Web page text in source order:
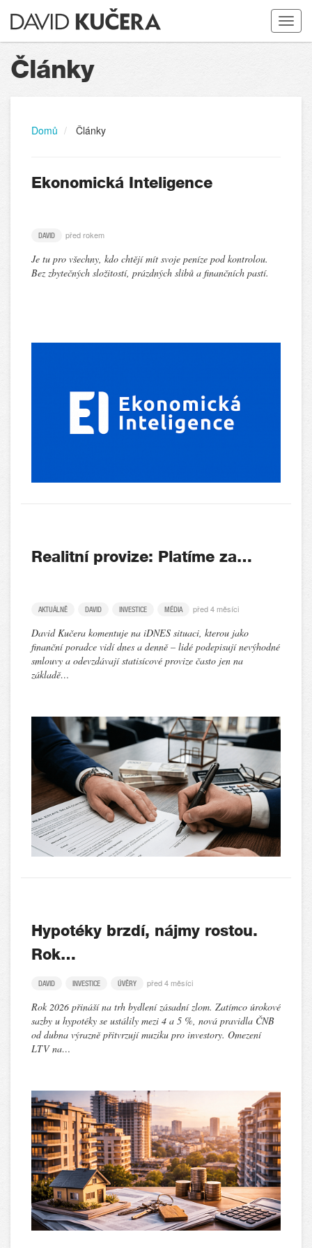
Toggle
Články
Domů Články
Ekonomická Inteligence
DAVID před rokem
Je tu pro všechny, kdo chtějí mít svoje peníze pod kontrolou.
Bez zbytečných složitostí, prázdných slibů a finančních pastí.
Realitní provize: Platíme za…
AKTUÁLNĚ DAVID INVESTICE MÉDIA před 4 měsíci
David Kučera komentuje na iDNES situaci, kterou jako
finanční poradce vidí dnes a denně – lidé podepisují nevýhodné
smlouvy a odevzdávají statisícové provize často jen na
základě…
Hypotéky brzdí, nájmy rostou.
Rok…
DAVID INVESTICE ÚVĚRY před 4 měsíci
Rok 2026 přináší na trh bydlení zásadní zlom. Zatímco úrokové
sazby u hypotéky se ustálily mezi 4 a 5 %, nová pravidla ČNB
od dubna výrazně přitvrzují muziku pro investory. Omezení
LTV na…